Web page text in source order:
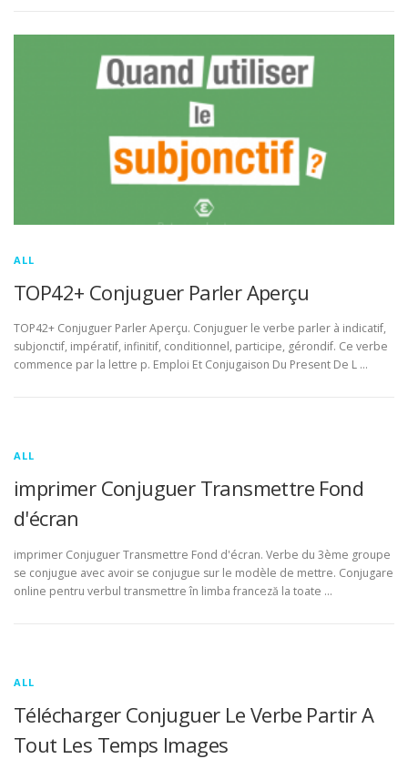
ALL
TOP42+ Conjuguer Parler Aperçu
TOP42+ Conjuguer Parler Aperçu. Conjuguer le verbe parler à indicatif,
subjonctif, impératif, infinitif, conditionnel, participe, gérondif. Ce verbe
commence par la lettre p. Emploi Et Conjugaison Du Present De L …
ALL
imprimer Conjuguer Transmettre Fond
d'écran
imprimer Conjuguer Transmettre Fond d'écran. Verbe du 3ème groupe
se conjugue avec avoir se conjugue sur le modèle de mettre. Conjugare
online pentru verbul transmettre în limba franceză la toate …
ALL
Télécharger Conjuguer Le Verbe Partir A
Tout Les Temps Images